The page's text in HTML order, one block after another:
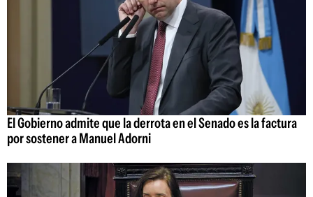
El Gobierno admite que la derrota en el Senado es la factura
por sostener a Manuel Adorni